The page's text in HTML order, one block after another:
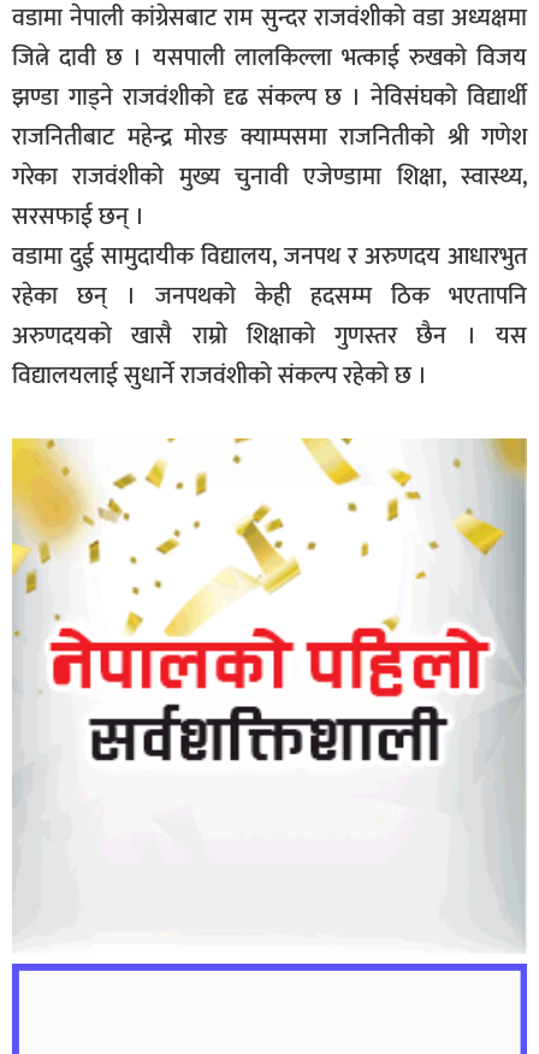
वडामा नेपाली कांग्रेसबाट राम सुन्दर राजवंशीको वडा अध्यक्षमा
जित्ने दावी छ । यसपाली लालकिल्ला भत्काई रुखको विजय
झण्डा गाड्ने राजवंशीको दृढ संकल्प छ । नेविसंघको विद्यार्थी
राजनितीबाट महेन्द्र मोरङ क्याम्पसमा राजनितीको श्री गणेश
गरेका राजवंशीको मुख्य चुनावी एजेण्डामा शिक्षा, स्वास्थ्य,
सरसफाई छन् ।
वडामा दुई सामुदायीक विद्यालय, जनपथ र अरुणदय आधारभुत
रहेका छन् । जनपथको केही हदसम्म ठिक भएतापनि
अरुणदयको खासै राम्रो शिक्षाको गुणस्तर छैन । यस
विद्यालयलाई सुधार्ने राजवंशीको संकल्प रहेको छ ।